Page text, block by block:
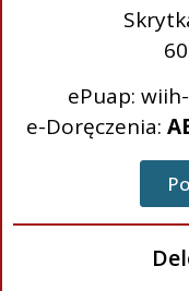
ePuap:
e-Doręczenia: